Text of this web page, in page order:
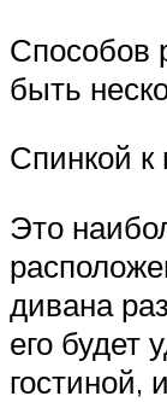
Способов
быть
Спинкой к
Это
дивана
его будет
гостиной,